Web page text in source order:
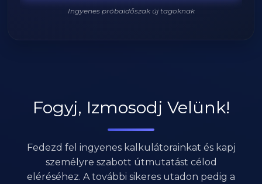
Ingyenes próbaidőszak új tagoknak
Fogyj, Izmosodj Velünk!
Fedezd fel ingyenes kalkulátorainkat és kapj
személyre szabott útmutatást célod
eléréséhez. A további sikeres utadon pedig a